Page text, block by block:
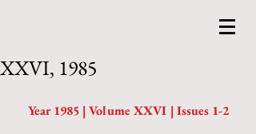
XXVI, 1985
Year 1985 | Volume XXVI | Issues 1-2